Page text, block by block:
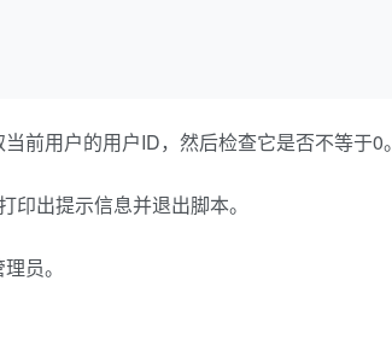
前用户的用户ID，然后检查它是否不等于0。
出提示信息并退出脚本。
员。